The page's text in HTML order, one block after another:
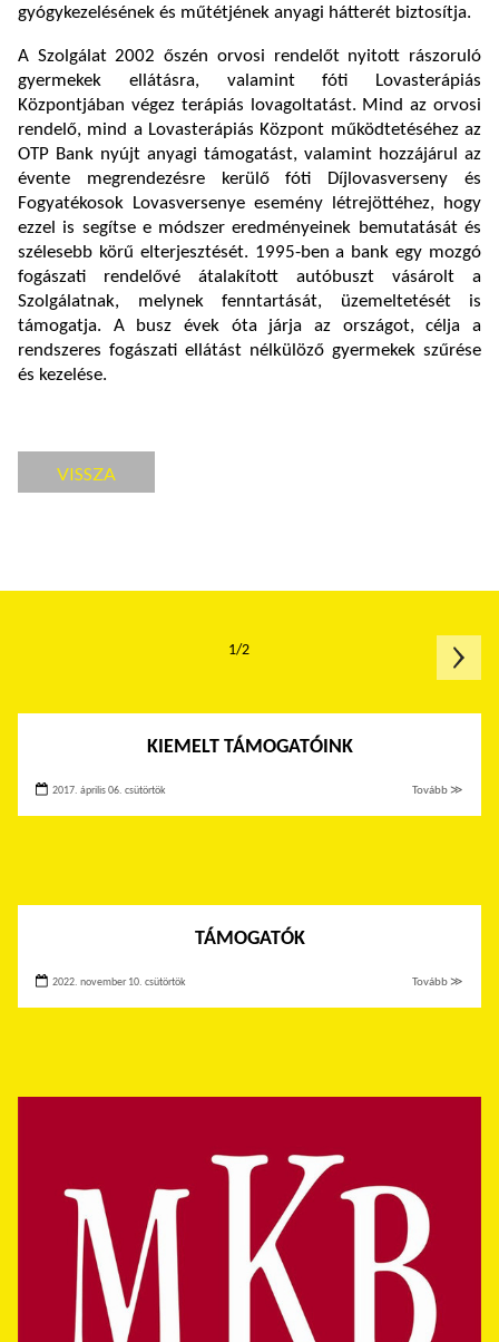
gyógykezelésének és műtétjének anyagi hátterét biztosítja.
A Szolgálat 2002 őszén orvosi rendelőt nyitott rászoruló
gyermekek ellátásra, valamint fóti Lovasterápiás
Központjában végez terápiás lovagoltatást. Mind az orvosi
rendelő, mind a Lovasterápiás Központ működtetéséhez az
OTP Bank nyújt anyagi támogatást, valamint hozzájárul az
évente megrendezésre kerülő fóti Díjlovasverseny és
Fogyatékosok Lovasversenye esemény létrejöttéhez, hogy
ezzel is segítse e módszer eredményeinek bemutatását és
szélesebb körű elterjesztését. 1995-ben a bank egy mozgó
fogászati rendelővé átalakított autóbuszt vásárolt a
Szolgálatnak, melynek fenntartását, üzemeltetését is
támogatja. A busz évek óta járja az országot, célja a
rendszeres fogászati ellátást nélkülöző gyermekek szűrése
és kezelése.
VISSZA
KIEMELT TÁMOGATÓINK
2017. április 06. csütörtök Tovább ≫
TÁMOGATÓK
2022. november 10. csütörtök Tovább ≫
1/2